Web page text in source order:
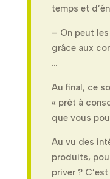
temps et
– On peut
grâce aux
…
Au final, ce
« prêt à
que vous
Au vu des
produits,
priver ?